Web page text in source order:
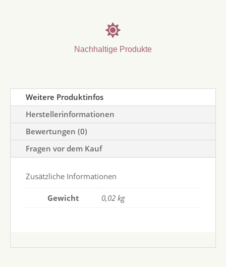

Nachhaltige Produkte
Weitere Produktinfos
Herstellerinformationen
Bewertungen (0)
Fragen vor dem Kauf
Zusätzliche Informationen
Gewicht 0,02 kg